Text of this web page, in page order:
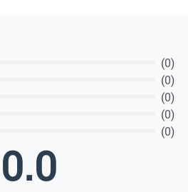
(0)
(0)
(0)
(0)
(0)
0.0